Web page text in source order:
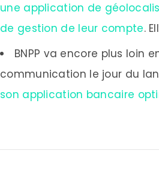
une application de
de gestion de leur compte.
BNPP va encore plus loin
communication le jour du
son application bancaire